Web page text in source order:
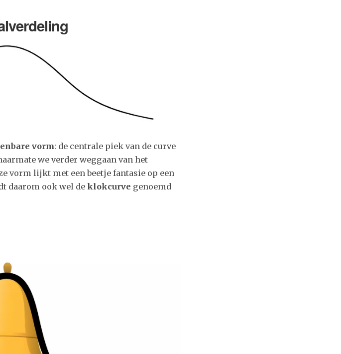
vorm: de centrale piek van de curve
we verder weggaan van het
vorm lijkt met een beetje fantasie op een
daarom ook wel de klokcurve genoemd